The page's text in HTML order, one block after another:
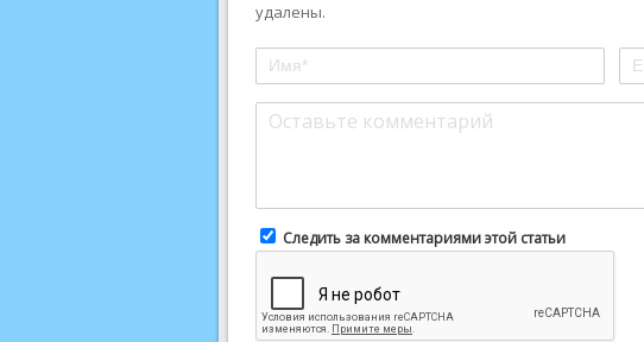
удалены.
Следить за комментариями этой статьи